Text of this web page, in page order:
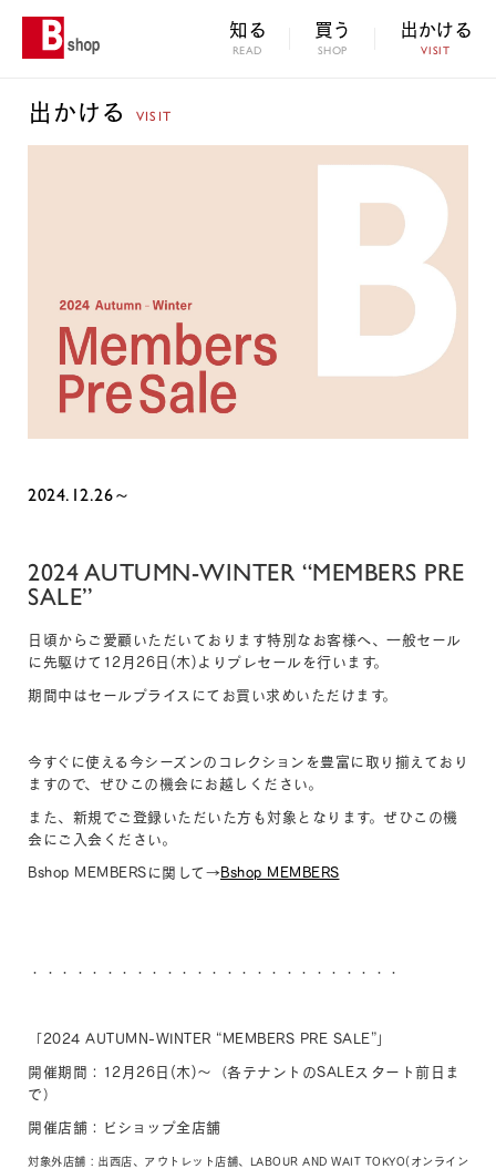
知る
READ
買う
SHOP
出かける
VISIT
出かける VISIT
2024.12.26～
2024 AUTUMN-WINTER “MEMBERS PRE
SALE”
日頃からご愛顧いただいております特別なお客様へ、一般セール
に先駆けて12月26日(木)よりプレセールを行います。
期間中はセールプライスにてお買い求めいただけます。
今すぐに使える今シーズンのコレクションを豊富に取り揃えており
ますので、ぜひこの機会にお越しください。
また、新規でご登録いただいた方も対象となります。ぜひこの機
会にご入会ください。
Bshop MEMBERSに関して→ Bshop MEMBERS
・・・・・・・・・・・・・・・・・・・・・・・・・
「2024 AUTUMN-WINTER “MEMBERS PRE SALE”」
開催期間：12月26日(木)～（各テナントのSALEスタート前日ま
で）
開催店舗：ビショップ全店舗
対象外店舗：出西店、アウトレット店舗、LABOUR AND WAIT TOKYO(オンライン